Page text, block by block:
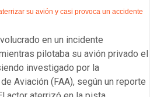
su avión y casi provoca un accidente
en un incidente
pilotaba su avión privado el
investigado por la
Aviación (FAA), según un reporte